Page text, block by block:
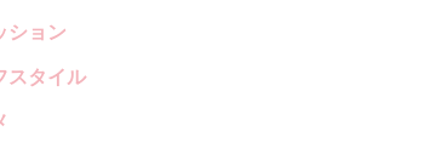
ション
スタイル